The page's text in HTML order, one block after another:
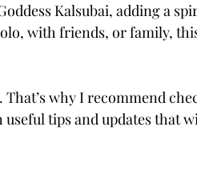
Kalsubai, adding a
with friends, or family,
why I recommend
useful tips and updates that